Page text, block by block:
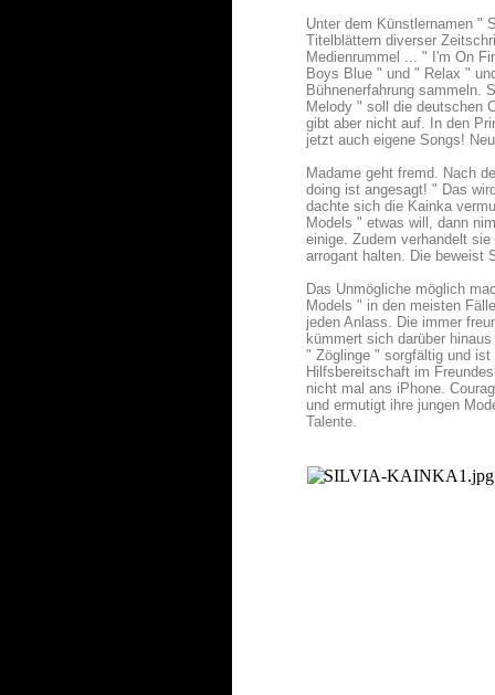
Unter dem Künstlernamen "
Titelblättern diverser
Medienrummel ... " I'm On
Boys Blue " und " Relax "
Bühnenerfahrung sammeln.
Melody " soll die deutschen
gibt aber nicht auf. In den
jetzt auch eigene Songs!
Madame geht fremd. Nach
doing ist angesagt! " Das
dachte sich die Kainka
Models " etwas will, dann
einige. Zudem verhandelt
arrogant halten. Die beweist
Das Unmögliche möglich
Models " in den meisten
jeden Anlass. Die immer
kümmert sich darüber
" Zöglinge " sorgfältig und
Hilfsbereitschaft im
nicht mal ans iPhone.
und ermutigt ihre jungen
Talente.